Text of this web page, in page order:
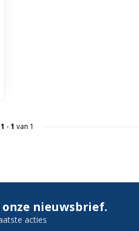
1 -1 van 1
nieuwsbrief.
acties